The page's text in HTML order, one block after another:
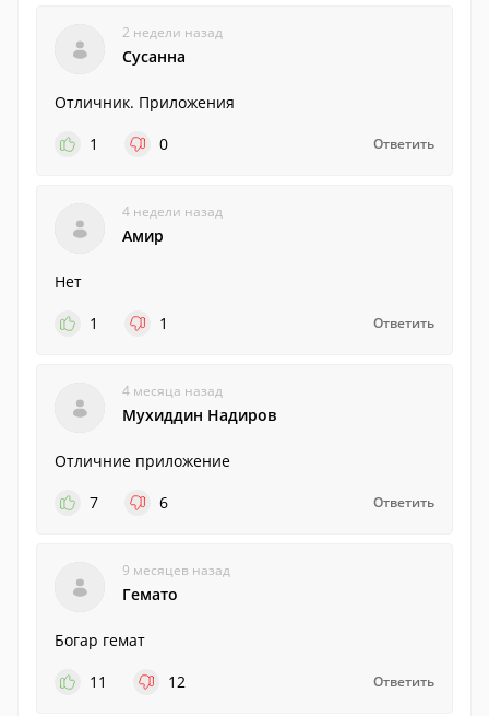
2 недели назад
Сусанна
Отличник. Приложения
1
0 Ответить
4 недели назад
Амир
Нет
1
1 Ответить
4 месяца назад
Мухиддин Надиров
Отличние приложение
7
6 Ответить
9 месяцев назад
Гемато
Богар гемат
11
12 Ответить